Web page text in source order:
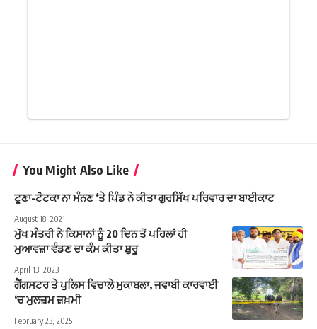
You Might Also Like
ਟੂਣਾ-ਟੋਟਕਾ ਨਾ ਮੰਨਣ ‘ਤੇ ਪਿੰਡ ਨੇ ਕੀਤਾ ਗੁਰਸਿੱਖ ਪਰਿਵਾਰ ਦਾ ਬਾਈਕਾਟ
August 18, 2021
ਮੁੱਖ ਮੰਤਰੀ ਨੇ ਕਿਸਾਨਾਂ ਨੂੰ 20 ਦਿਨ ਤੋਂ ਪਹਿਲਾਂ ਹੀ
ਮੁਆਵਜ਼ਾ ਵੰਡਣ ਦਾ ਕੰਮ ਕੀਤਾ ਸ਼ੁਰੂ
April 13, 2023
ਗੈਂਗਸਟਰ ਤੇ ਪੁਲਿਸ ਵਿਚਾਲੇ ਮੁਕਾਬਲਾ, ਜਵਾਬੀ ਕਾਰਵਾਈ
‘ਚ ਮੁਲਜ਼ਮ ਜ਼ਖ਼ਮੀ
February 23, 2025